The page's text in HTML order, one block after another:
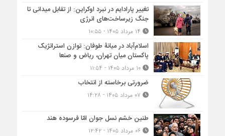
تغییر پارادایم در نبرد اوکراین: از تقابل میدانی تا
جنگ زیرساخت‌های انرژی
اسلام‌آباد در میانۀ طوفان: توازن استراتژیک
پاکستان میان تهران، ریاض و صنعا
۱۰ مرداد ۱۴۰۵ - ۱۱:۵۴
ضرورتی برخاسته از انتخاب
طنین خشم نسل جوان امّا فرسوده هند
۰۶ مرداد ۱۴۰۵ - ۱۲:۴۲